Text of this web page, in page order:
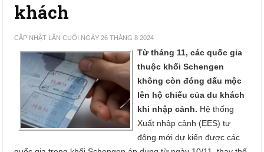
khách
CẬP NHẬT LẦN CUỐI NGÀY 26 THÁNG 8 2024
Từ tháng 11, các quốc gia
thuộc khối Schengen
không còn đóng dấu mộc
lên hộ chiếu của du khách
khi nhập cảnh. Hệ thống
Xuất nhập cảnh (EES) tự
động mới dự kiến được các